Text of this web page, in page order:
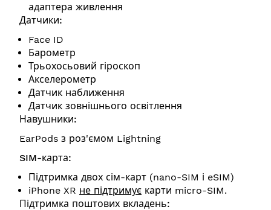
адаптера живлення
Датчики:
Face ID
Барометр
Трьохосьовий гіроскоп
Акселерометр
Датчик наближення
Датчик зовнішнього освітлення
Навушники:
EarPods з роз'ємом Lightning
SIM-карта:
Підтримка двох сім-карт (nano-SIM і eSIM)
iPhone XR не підтримує карти micro-SIM.
Підтримка поштових вкладень: